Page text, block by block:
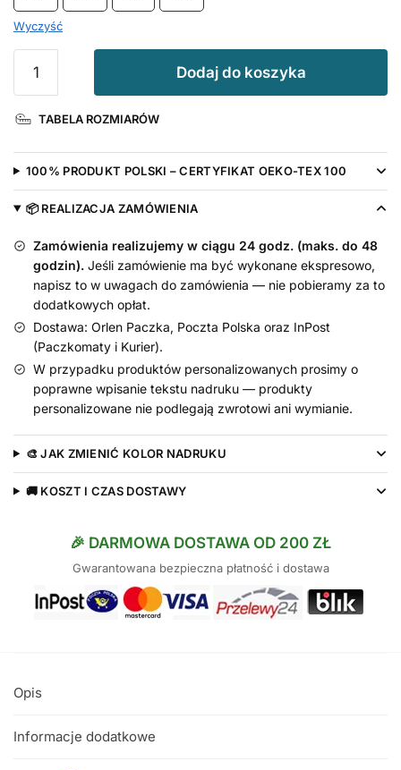
Wyczyść
Pajacyk
z
nadrukiem
z
Sercem
Dodaj do koszyka
TABELA ROZMIARÓW
100% PRODUKT POLSKI – CERTYFIKAT OEKO-TEX 100
📦 REALIZACJA ZAMÓWIENIA
Zamówienia realizujemy w ciągu 24 godz. (maks. do 48
godzin). Jeśli zamówienie ma być wykonane ekspresowo,
napisz to w uwagach do zamówienia — nie pobieramy za to
dodatkowych opłat.
Dostawa: Orlen Paczka, Poczta Polska oraz InPost
(Paczkomaty i Kurier).
W przypadku produktów personalizowanych prosimy o
poprawne wpisanie tekstu nadruku — produkty
personalizowane nie podlegają zwrotowi ani wymianie.
🎨 JAK ZMIENIĆ KOLOR NADRUKU
🚚 KOSZT I CZAS DOSTAWY
🎉 DARMOWA DOSTAWA OD 200 ZŁ
Gwarantowana bezpieczna płatność i dostawa
Opis
Informacje dodatkowe